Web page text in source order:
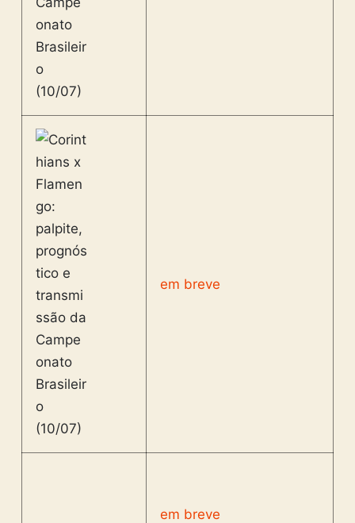
em breve
em breve